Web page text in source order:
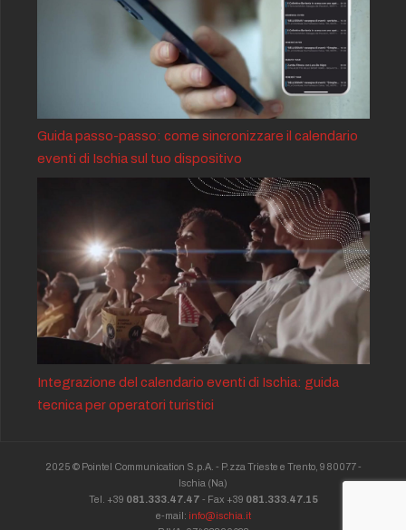
Guida passo-passo: come sincronizzare il calendario
eventi di Ischia sul tuo dispositivo
Integrazione del calendario eventi di Ischia: guida
tecnica per operatori turistici
2025 © Pointel Communication S.p.A. - P.zza Trieste e Trento, 9 80077 -
Ischia (Na)
Tel. +39 081.333.47.47 - Fax +39 081.333.47.15
e-mail: info@ischia.it